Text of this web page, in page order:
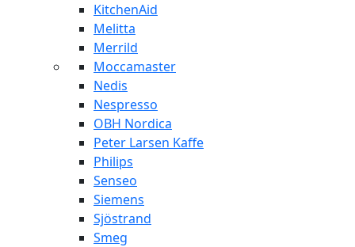
KitchenAid
Melitta
Merrild
Moccamaster
Nedis
Nespresso
OBH Nordica
Peter Larsen Kaffe
Philips
Senseo
Siemens
Sjöstrand
Smeg